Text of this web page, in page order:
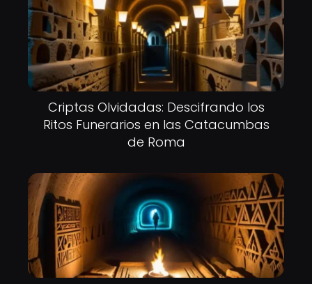
Criptas Olvidadas: Descifrando los
Ritos Funerarios en las Catacumbas
de Roma